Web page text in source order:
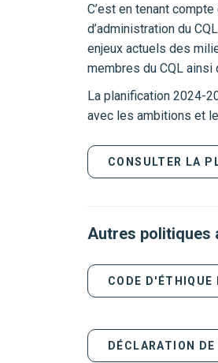
C’est en tenant
d’administration du
enjeux actuels des
membres du CQL ainsi
La planification 2024-
avec les ambitions et
CONSULTER LA
Autres politiques
CODE D'ÉTHIQUE
DÉCLARATION